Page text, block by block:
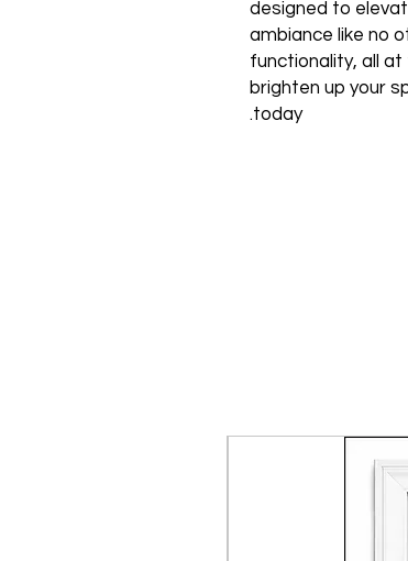
designed to
ambiance like no
functionality, all
brighten up your
today.